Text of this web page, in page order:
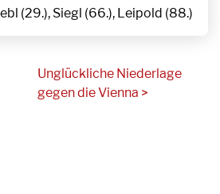
(29.), Siegl (66.), Leipold (88.)
Unglückliche Niederlage
gegen die Vienna >